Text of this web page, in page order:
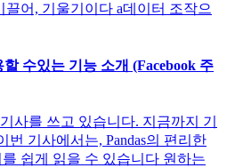
어, 기울기이다 a데이터 조작으
수있는 기능 소개 (Facebook 주
사를 쓰고 있습니다. 지금까지 기
번 기사에서는, Pandas의 편리한
쉽게 읽을 수 있습니다 원하는